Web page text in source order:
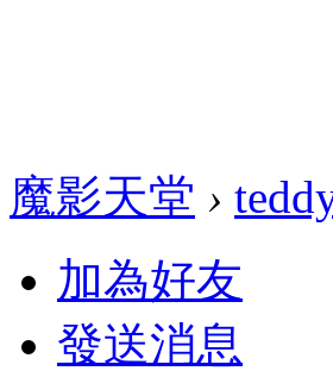
魔影天堂 ›
加為好友
發送消息